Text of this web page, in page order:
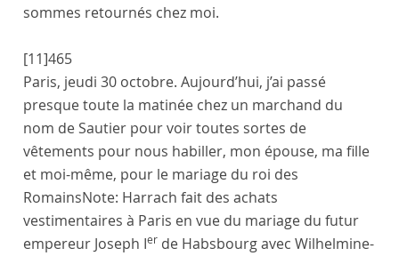
sommes retournés chez moi.
[11]465
Paris, jeudi 30 octobre. Aujourd’hui, j’ai passé
presque toute la matinée chez un marchand du
nom deSautier pour voir toutes sortes de
vêtements pour nous habiller, mon épouse, ma fille
et moi-même, pour le mariage du roi des
RomainsNote: Harrach fait des achats
vestimentaires à Paris en vue du mariage du futur
empereur Joseph Ier de Habsbourg avec Wilhelmine-